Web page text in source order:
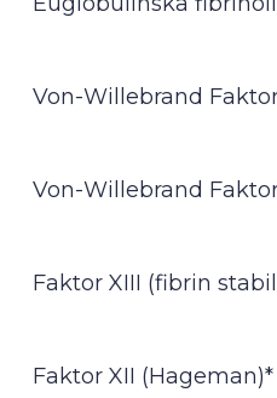
Von-Willebrand
Von-Willebrand
Faktor XIII (fibrin
Faktor XII (Hageman)*